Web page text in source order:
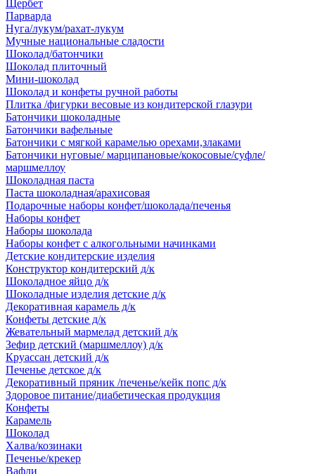
Щербет
Парварда
Нуга/лукум/рахат-лукум
Мучные национальные сладости
Шоколад/батончики
Шоколад плиточный
Мини-шоколад
Шоколад и конфеты ручной работы
Плитка /фигурки весовые из кондитерской глазури
Батончики шоколадные
Батончики вафельные
Батончики с мягкой карамелью орехами,злаками
Батончики нуговые/ марципановые/кокосовые/суфле/
маршмеллоу
Шоколадная паста
Паста шоколадная/арахисовая
Подарочные наборы конфет/шоколада/печенья
Наборы конфет
Наборы шоколада
Наборы конфет с алкогольными начинками
Детские кондитерские изделия
Конструктор кондитерский д/к
Шоколадное яйцо д/к
Шоколадные изделия детские д/к
Декоративная карамель д/к
Конфеты детские д/к
Жевательный мармелад детский д/к
Зефир детский (маршмеллоу) д/к
Круассан детский д/к
Печенье детское д/к
Декоративный пряник /печенье/кейк попс д/к
Здоровое питание/диабетическая продукция
Конфеты
Карамель
Шоколад
Халва/козинаки
Печенье/крекер
Вафли